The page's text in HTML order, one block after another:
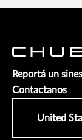
Reportá un
Contactanos
United